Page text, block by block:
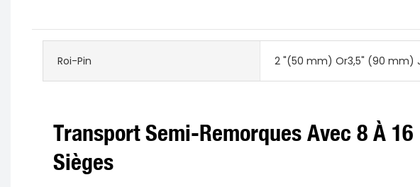
Roi-Pin 2 "(50 mm) Or3,5" (90 mm)
Transport Semi-Remorques Avec 8 À 16
Sièges